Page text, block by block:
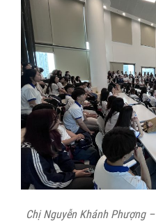
Chị Nguyễn Khánh Phượng